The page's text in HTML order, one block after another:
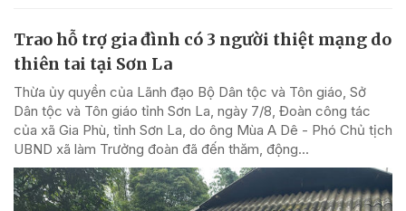
Trao hỗ trợ gia đình có 3 người thiệt mạng do
thiên tai tại Sơn La
Thừa ủy quyền của Lãnh đạo Bộ Dân tộc và Tôn giáo, Sở
Dân tộc và Tôn giáo tỉnh Sơn La, ngày 7/8, Đoàn công tác
của xã Gia Phù, tỉnh Sơn La, do ông Mùa A Dê - Phó Chủ tịch
UBND xã làm Trưởng đoàn đã đến thăm, động...